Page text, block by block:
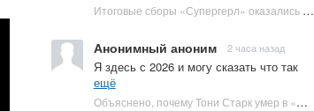
Итоговые сборы «Супергерл» оказались худшими для DC за два десятилетия | Plugged In Ru
Анонимный аноним 2 часа назад
Я здесь с 2026 и могу сказать что так
ещё
Объяснено, почему Тони Старк умер в «Мстителях: Финал» вместо Стива Роджерса